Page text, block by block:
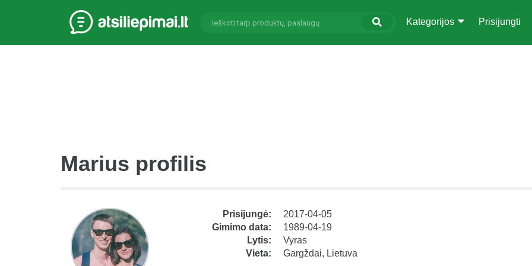
Kategorijos Prisijungti
Marius profilis
Prisijungė:
2017-04-05
Gimimo data:
1989-04-19
Lytis:
Vyras
Vieta:
Gargždai, Lietuva